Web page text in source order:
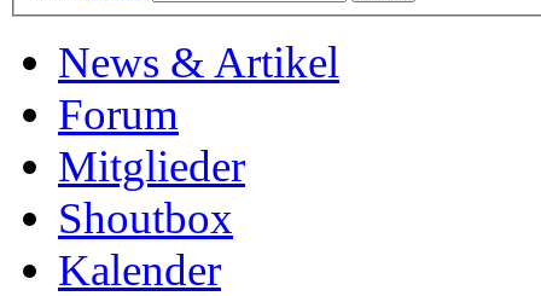
News & Artikel
Forum
Mitglieder
Shoutbox
Kalender